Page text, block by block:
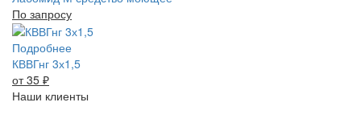
По запросу
Подробнее
КВВГнг 3х1,5
от 35 ₽
Наши клиенты